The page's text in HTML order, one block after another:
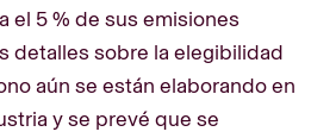
el 5 % de sus emisiones
detalles sobre la elegibilidad
aún se están elaborando en
y se prevé que se